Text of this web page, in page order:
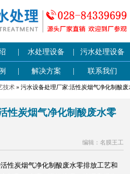
| 水处理设备 | 污水处理设备
| 解决方案 | 联系我们
技术 » 污水设备处理厂家:活性炭烟气净化制酸
性炭烟气净化制酸废水零
编辑：名膜王工
性炭烟气净化制酸废水零排放工艺和